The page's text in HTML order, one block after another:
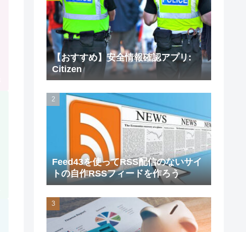
【おすすめ】安全情報確認アプリ:
Citizen
Feed43を使ってRSS配信のないサイ
トの自作RSSフィードを作ろう